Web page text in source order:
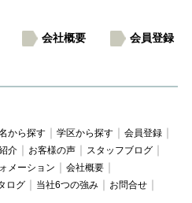
会社概要
会員登録
から探す 学区から探す
会員登録
介 お客様の声
スタッフブログ
メーション
会社概要
ログ 当社6つの強み
お問合せ